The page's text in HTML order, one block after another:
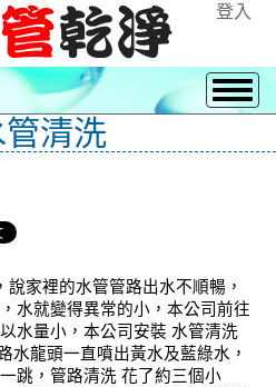
登入
清洗
家裡的水管管路出水不順暢，
水就變得異常的小，本公司前往
水量小，本公司安裝 水管清洗
水龍頭一直噴出黃水及藍綠水，
跳，管路清洗 花了約三個小